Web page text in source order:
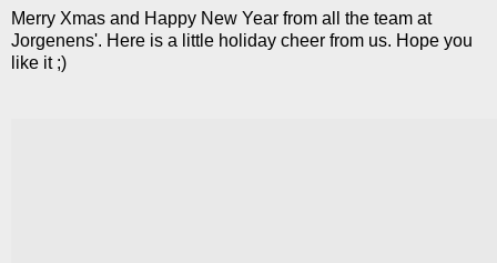
Merry Xmas and Happy New Year from all the team at
Jorgenens'. Here is a little holiday cheer from us. Hope you
like it ;)